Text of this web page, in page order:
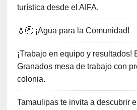
turística desde el AIFA.
💧🚰 ¡Agua para la Comunidad!
¡Trabajo en equipo y resultados!
Granados mesa de trabajo con
colonia.
Tamaulipas te invita a descubrir